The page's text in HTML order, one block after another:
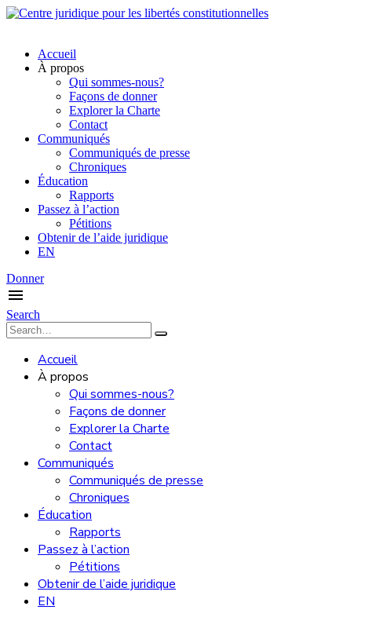
Accueil
À propos
Qui sommes-nous?
Façons de donner
Explorer la Charte
Contact
Communiqués
Communiqués de presse
Chroniques
Éducation
Rapports
Passez à l’action
Pétitions
Obtenir de l’aide juridique
EN
Donner
Search
Accueil
À propos
Qui sommes-nous?
Façons de donner
Explorer la Charte
Contact
Communiqués
Communiqués de presse
Chroniques
Éducation
Rapports
Passez à l’action
Pétitions
Obtenir de l’aide juridique
EN